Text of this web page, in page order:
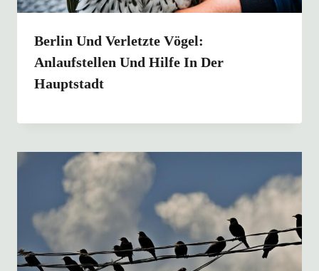
Berlin Und Verletzte Vögel:
Anlaufstellen Und Hilfe In Der
Hauptstadt